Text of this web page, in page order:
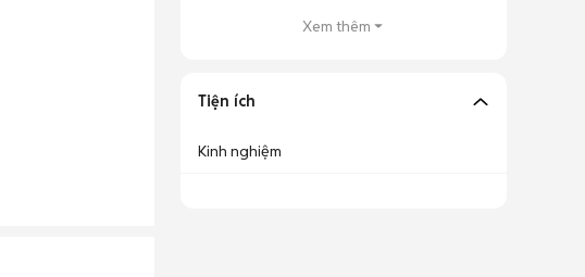
Xem thêm
Tiện ích
Kinh nghiệm